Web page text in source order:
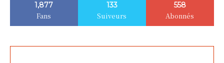
1,877
Fans
133
Suiveurs
558
Abonnés